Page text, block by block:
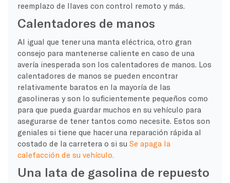
reemplazo de llaves con control remoto y más.
Calentadores de manos
Al igual que tener una manta eléctrica, otro gran
consejo para mantenerse caliente en caso de una
avería inesperada son los calentadores de manos. Los
calentadores de manos se pueden encontrar
relativamente baratos en la mayoría de las
gasolineras y son lo suficientemente pequeños como
para que pueda guardar muchos en su vehículo para
asegurarse de tener tantos como necesite. Estos son
geniales si tiene que hacer una reparación rápida al
costado de la carretera o si su Se apaga la
calefacción de su vehículo.
Una lata de gasolina de repuesto